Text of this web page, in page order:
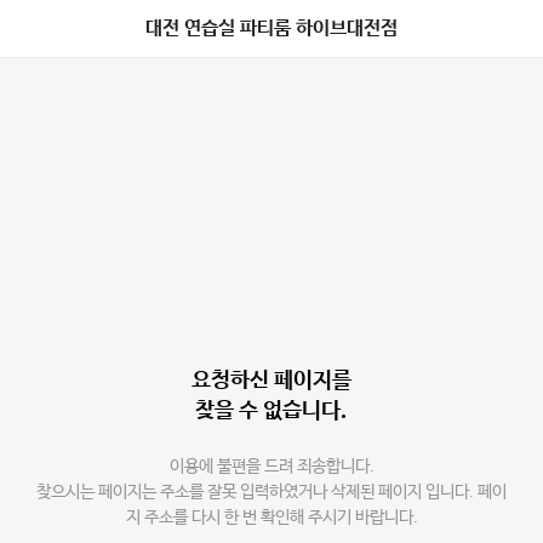
대전 연습실 파티룸 하이브대전점
요청하신 페이지를
찾을 수 없습니다.
이용에 불편을 드려 죄송합니다.
찾으시는 페이지는 주소를 잘못 입력하였거나 삭제된 페이지 입니다. 페이
지 주소를 다시 한 번 확인해 주시기 바랍니다.